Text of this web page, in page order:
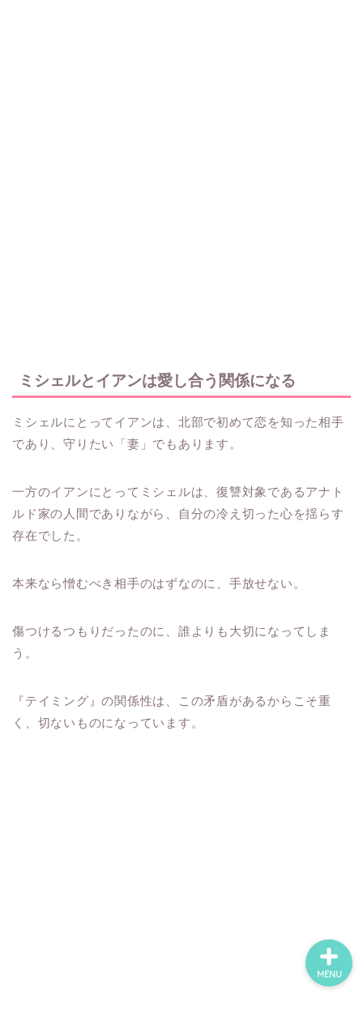
ミシェルとイアンは愛し合う関係になる
ミシェルにとってイアンは、北部で初めて恋を知った相手
であり、守りたい「妻」でもあります。
一方のイアンにとってミシェルは、復讐対象であるアナト
ルド家の人間でありながら、自分の冷え切った心を揺らす
存在でした。
本来なら憎むべき相手のはずなのに、手放せない。
傷つけるつもりだったのに、誰よりも大切になってしま
う。
『テイミング』の関係性は、この矛盾があるからこそ重
く、切ないものになっています。
MENU